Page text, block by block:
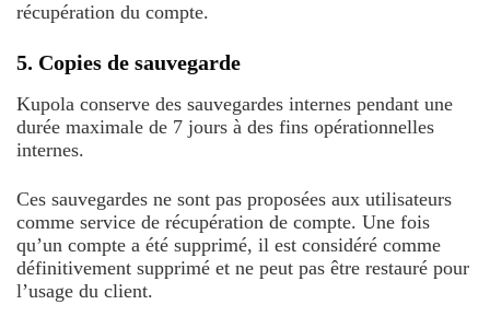
récupération du compte.
5. Copies de sauvegarde
Kupola conserve des sauvegardes internes pendant une
durée maximale de 7 jours à des fins opérationnelles
internes.
Ces sauvegardes ne sont pas proposées aux utilisateurs
comme service de récupération de compte. Une fois
qu’un compte a été supprimé, il est considéré comme
définitivement supprimé et ne peut pas être restauré pour
l’usage du client.